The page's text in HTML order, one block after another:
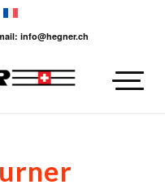
info@hegner.ch